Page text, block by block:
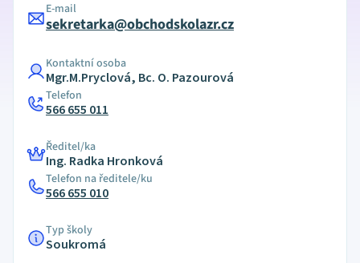
E-mail
sekretarka@obchodskolazr.cz
Kontaktní osoba
Mgr.M.Pryclová, Bc. O. Pazourová
Telefon
566 655 011
Ředitel/ka
Ing. Radka Hronková
Telefon na ředitele/ku
566 655 010
Typ školy
Soukromá